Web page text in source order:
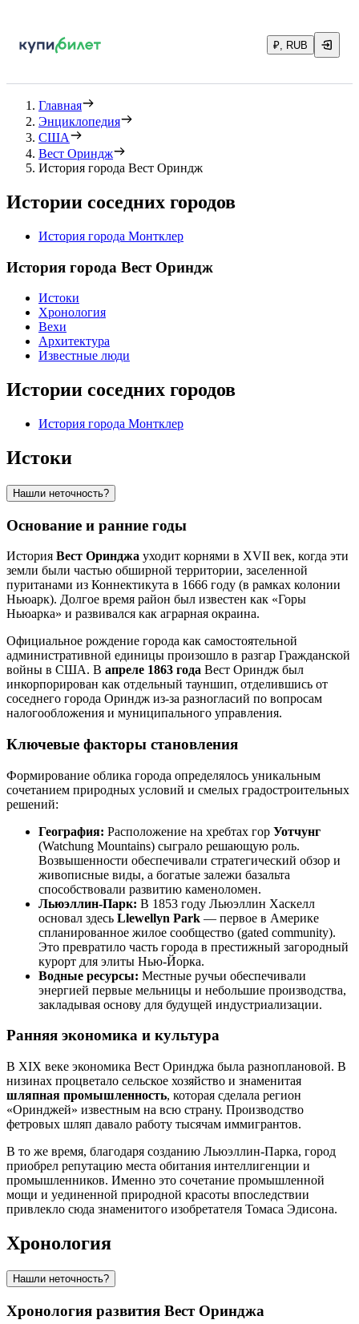
₽, RUB
Главная
Энциклопедия
США
Вест Ориндж
История города Вест Ориндж
Истории соседних городов
История города Монтклер
История города Вест Ориндж
Истоки
Хронология
Вехи
Архитектура
Известные люди
Истории соседних городов
История города Монтклер
Истоки
Нашли неточность?
Основание и ранние годы
История Вест Оринджа уходит корнями в XVII век, когда эти
земли были частью обширной территории, заселенной
пуританами из Коннектикута в 1666 году (в рамках колонии
Ньюарк). Долгое время район был известен как «Горы
Ньюарка» и развивался как аграрная окраина.
Официальное рождение города как самостоятельной
административной единицы произошло в разгар Гражданской
войны в США. В апреле 1863 года Вест Ориндж был
инкорпорирован как отдельный тауншип, отделившись от
соседнего города Ориндж из-за разногласий по вопросам
налогообложения и муниципального управления.
Ключевые факторы становления
Формирование облика города определялось уникальным
сочетанием природных условий и смелых градостроительных
решений:
География: Расположение на хребтах гор Уотчунг
(Watchung Mountains) сыграло решающую роль.
Возвышенности обеспечивали стратегический обзор и
живописные виды, а богатые залежи базальта
способствовали развитию каменоломен.
Льюэллин-Парк: В 1853 году Льюэллин Хаскелл
основал здесь Llewellyn Park — первое в Америке
спланированное жилое сообщество (gated community).
Это превратило часть города в престижный загородный
курорт для элиты Нью-Йорка.
Водные ресурсы: Местные ручьи обеспечивали
энергией первые мельницы и небольшие производства,
закладывая основу для будущей индустриализации.
Ранняя экономика и культура
В XIX веке экономика Вест Оринджа была разноплановой. В
низинах процветало сельское хозяйство и знаменитая
шляпная промышленность, которая сделала регион
«Оринджей» известным на всю страну. Производство
фетровых шляп давало работу тысячам иммигрантов.
В то же время, благодаря созданию Льюэллин-Парка, город
приобрел репутацию места обитания интеллигенции и
промышленников. Именно это сочетание промышленной
мощи и уединенной природной красоты впоследствии
привлекло сюда знаменитого изобретателя Томаса Эдисона.
Хронология
Нашли неточность?
Хронология развития Вест Оринджа